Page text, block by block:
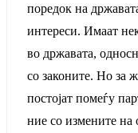
поредок на
интереси. Имаат
во државата,
со законите. Но за
постојат помеѓу
ние со измените на